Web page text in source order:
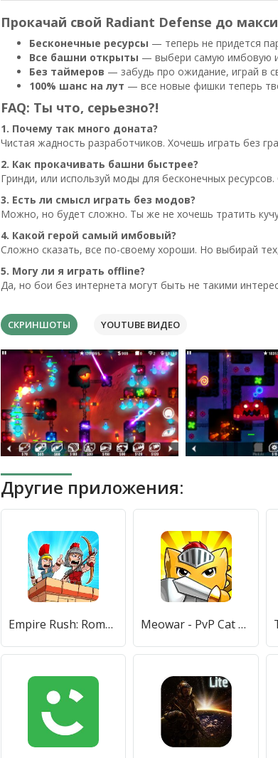
Прокачай свой Radiant Defense до
Бесконечные ресурсы — теперь не придется
Все башни открыты — выбери самую имбовую
Без таймеров — забудь про ожидание, играй в
100% шанс на лут — все новые фишки теперь
FAQ: Ты что, серьезно?!
1. Почему так много доната?
Чистая жадность разработчиков. Хочешь играть без
2. Как прокачивать башни быстрее?
Гринди, или используй моды для бесконечных
3. Есть ли смысл играть без модов?
Можно, но будет сложно. Ты же не хочешь тратить
4. Какой герой самый имбовый?
Сложно сказать, все по-своему хороши. Но выбирай
5. Могу ли я играть offline?
Да, но бои без интернета могут быть не такими
СКРИНШОТЫ YOUTUBE ВИДЕО
Другие приложения:
Empire Rush: Rome Wars (Tower Defense) Meowar - PvP Cat Merge Defense TD